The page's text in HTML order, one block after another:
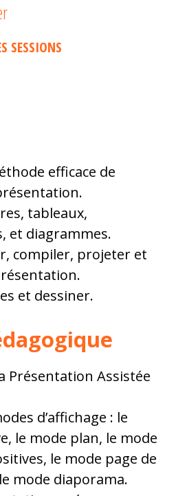
SESSIONS
efficace de
tableaux,
et diagrammes.
compiler, projeter et
et dessiner.
Présentation Assistée
d’affichage : le
le mode plan, le mode
le mode page de
mode diaporama.